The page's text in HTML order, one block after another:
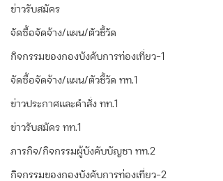
ข่าวรับสมัคร
จัดซื้อจัดจ้าง/แผน/ตัวชี้วัด
กิจกรรมของกองบังคับการท่องเที่ยว-1
จัดซื้อจัดจ้าง/แผน/ตัวชี้วัด ทท.1
ข่าวประกาศและคำสั่ง ทท.1
ข่าวรับสมัคร ทท.1
ภารกิจ/กิจกรรมผู้บังคับบัญชา ทท.2
กิจกรรมของกองบังคับการท่องเที่ยว-2